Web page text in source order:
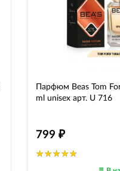
Парфюм Beas Tom
ml unisex арт. U 716
799